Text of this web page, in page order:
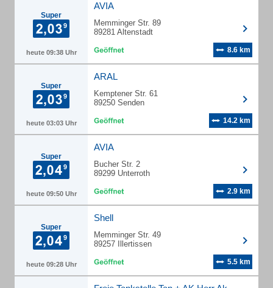
Super
heute 09:38 Uhr
AVIA
Memminger Str. 89
89281 Altenstadt
8.6 km
Super
heute 03:03 Uhr
ARAL
Kemptener Str. 61
89250 Senden
14.2 km
Super
heute 09:50 Uhr
AVIA
Bucher Str. 2
89299 Unterroth
2.9 km
Super
heute 09:28 Uhr
Shell
Memminger Str. 49
89257 Illertissen
5.5 km